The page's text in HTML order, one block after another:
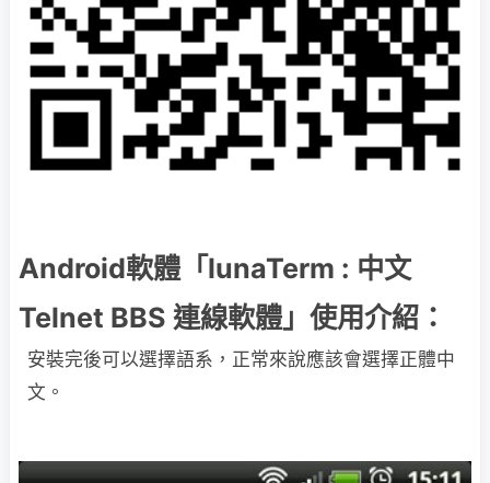
Android軟體「lunaTerm : 中文
Telnet BBS 連線軟體」使用介紹：
安裝完後可以選擇語系，正常來說應該會選擇正體中
文。